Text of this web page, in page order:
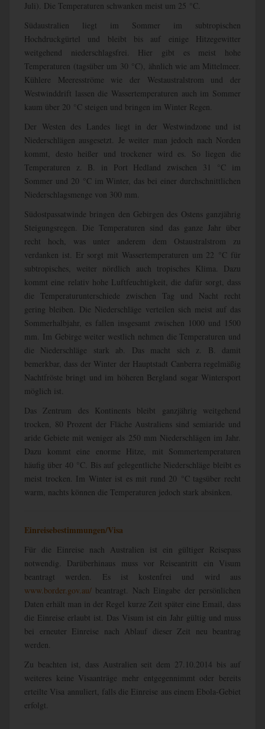
Juli). Die Temperaturen schwanken meist um 25 °C.
Südaustralien liegt im Sommer im subtropischen
Hochdruckgürtel und bleibt bis auf einige Hitzegewitter
weitgehend niederschlagsfrei. Hier gibt es meist hohe
Temperaturen (tagsüber um 30 °C), ähnlich wie am Mittelmeer.
Kühlere Meeresströme wie der Westaustralstrom und der
Westwinddrift lassen die Wassertemperaturen auch im Sommer
kaum über 20 °C steigen und bringen im Winter Regen.
Der Westen des Landes liegt in der Westwindzone und ist
Niederschlägen ausgesetzt. Je weiter man jedoch nach Norden
kommt, desto heißer und trockener wird es. So liegen die
Temperaturen z. B. in Port Hedland zwischen 31 °C im
Sommer und 20 °C im Winter, das bei einer durchschnittlichen
Niederschlagsmenge von 300 mm.
Südostpassatwinde bringen den Gebirgen des Ostens ganzjährig
Steigungsregen. Die Temperaturen sind das ganze Jahr über
recht hoch, was unter anderem dem Ostaustralstrom zu
verdanken ist. Er sorgt mit Wassertemperaturen um 22 °C für
subtropisches, weiter nördlich auch tropisches Klima. Dazu
kommt eine relativ hohe Luftfeuchtigkeit, die dafür sorgt, dass
die Temperaturunterschiede zwischen Tag und Nacht recht
gering bleiben. Die Niederschläge verteilen sich meist auf das
Sommerhalbjahr, es fallen insgesamt zwischen 1000 und 1500
mm. Im Gebirge weiter westlich nehmen die Temperaturen und
die Niederschläge stark ab. Das macht sich z. B. damit
bemerkbar, dass der Winter der Hauptstadt Canberra regelmäßig
Nachtfröste bringt und im höheren Bergland sogar Wintersport
möglich ist.
Das Zentrum des Kontinents bleibt ganzjährig weitgehend
trocken, 80 Prozent der Fläche Australiens sind semiaride und
aride Gebiete mit weniger als 250 mm Niederschlägen im Jahr.
Dazu kommt eine enorme Hitze, mit Sommertemperaturen
häufig über 40 °C. Bis auf gelegentliche Niederschläge bleibt es
meist trocken. Im Winter ist es mit rund 20 °C tagsüber recht
warm, nachts können die Temperaturen jedoch stark absinken.
Einreisebestimmungen/Visa
Für die Einreise nach Australien ist ein gültiger Reisepass
notwendig. Darüberhinaus muss vor Reiseantritt ein Visum
beantragt werden. Es ist kostenfrei und wird aus
www.border.gov.au/ beantragt. Nach Eingabe der persönlichen
Daten erhält man in der Regel kurze Zeit später eine Email, dass
die Einreise erlaubt ist. Das Visum ist ein Jahr gültig und muss
bei erneuter Einreise nach Ablauf dieser Zeit neu beantrag
werden.
Zu beachten ist, dass Australien seit dem 27.10.2014 bis auf
weiteres keine Visaanträge mehr entgegennimmt oder bereits
erteilte Visa annuliert, falls die Einreise aus einem Ebola-Gebiet
erfolgt.